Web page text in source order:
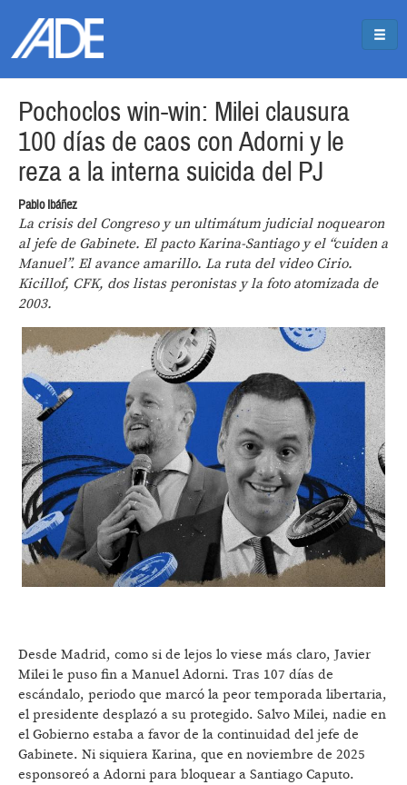
Pochoclos win-win: Milei clausura
100 días de caos con Adorni y le
reza a la interna suicida del PJ
Pablo Ibáñez
La crisis del Congreso y un ultimátum judicial noquearon
al jefe de Gabinete. El pacto Karina-Santiago y el “cuiden a
Manuel”. El avance amarillo. La ruta del video Cirio.
Kicillof, CFK, dos listas peronistas y la foto atomizada de
2003.
Desde Madrid, como si de lejos lo viese más claro, Javier
Milei le puso fin a Manuel Adorni. Tras 107 días de
escándalo, periodo que marcó la peor temporada libertaria,
el presidente desplazó a su protegido. Salvo Milei, nadie en
el Gobierno estaba a favor de la continuidad del jefe de
Gabinete. Ni siquiera Karina, que en noviembre de 2025
esponsoreó a Adorni para bloquear a Santiago Caputo.